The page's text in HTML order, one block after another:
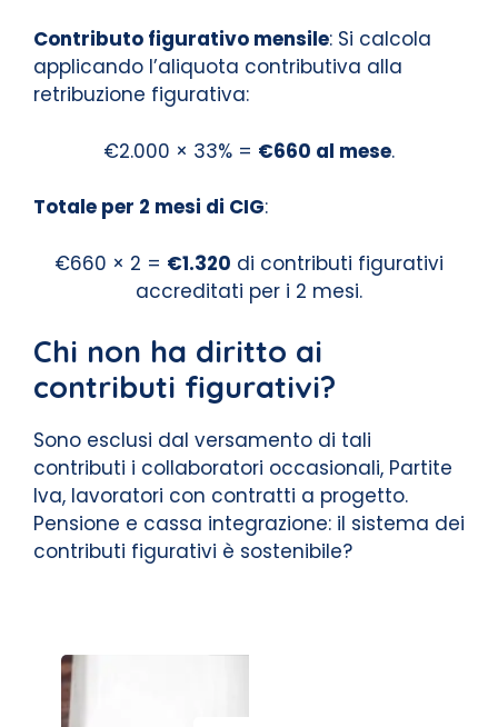
Contributo figurativo mensile: Si calcola
applicando l’aliquota contributiva alla
retribuzione figurativa:
€2.000 × 33% = €660 al mese.
Totale per 2 mesi di CIG:
€660 × 2 = €1.320 di contributi figurativi
accreditati per i 2 mesi.
Chi non ha diritto ai
contributi figurativi?
Sono esclusi dal versamento di tali
contributi i collaboratori occasionali, Partite
Iva, lavoratori con contratti a progetto.
Pensione e cassa integrazione: il sistema dei
contributi figurativi è sostenibile?